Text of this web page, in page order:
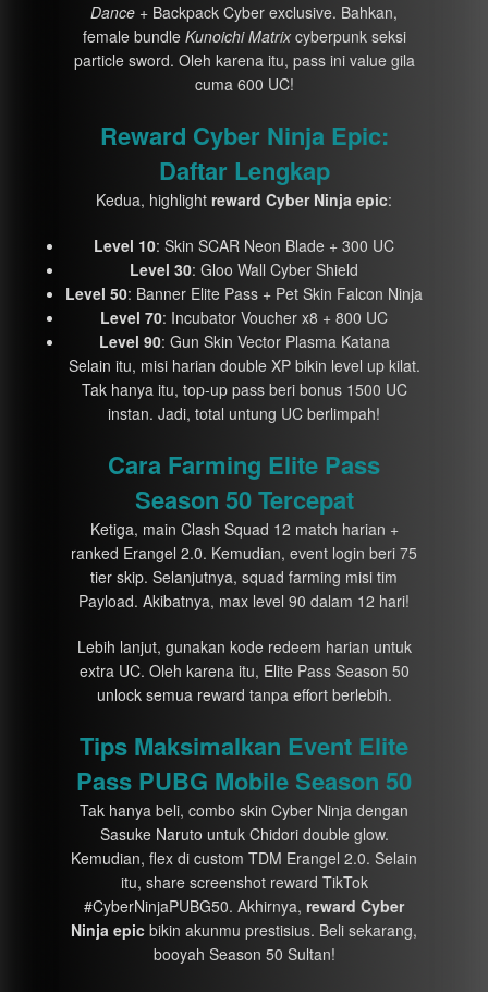
Dance + Backpack Cyber exclusive. Bahkan,
female bundle Kunoichi Matrixcyberpunk seksi
particle sword. Oleh karena itu, pass ini value gila
cuma 600 UC!
Reward Cyber Ninja Epic:
Daftar Lengkap
Kedua, highlight reward Cyber Ninja epic:
Level 10: Skin SCAR Neon Blade + 300 UC
Level 30: Gloo Wall Cyber Shield
Level 50: Banner Elite Pass + Pet Skin Falcon Ninja
Level 70: Incubator Voucher x8 + 800 UC
Level 90: Gun Skin Vector Plasma Katana
Selain itu, misi harian double XP bikin level up kilat.
Tak hanya itu, top-up pass beri bonus 1500 UC
instan. Jadi, total untung UC berlimpah!
Cara Farming Elite Pass
Season 50 Tercepat
Ketiga, main Clash Squad 12 match harian +
ranked Erangel 2.0. Kemudian, event login beri 75
tier skip. Selanjutnya, squad farming misi tim
Payload. Akibatnya, max level 90 dalam 12 hari!
Lebih lanjut, gunakan kode redeem harian untuk
extra UC. Oleh karena itu, Elite Pass Season 50
unlock semua reward tanpa effort berlebih.
Tips Maksimalkan Event Elite
Pass PUBG Mobile Season 50
Tak hanya beli, combo skin Cyber Ninja dengan
Sasuke Naruto untuk Chidori double glow.
Kemudian, flex di custom TDM Erangel 2.0. Selain
itu, share screenshot reward TikTok
#CyberNinjaPUBG50. Akhirnya, reward Cyber
Ninja epic bikin akunmu prestisius. Beli sekarang,
booyah Season 50 Sultan!